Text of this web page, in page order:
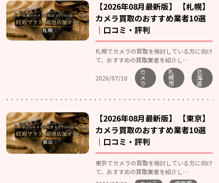
【2026年08月最新版】 【札幌】
カメラ買取のおすすめ業者10選
｜口コミ・評判
札幌でカメラの買取を検討している方に向け
て、おすすめの買取業者を紹介し…
2026/07/10
カ
メ
ラ
札
幌
市
北
海
道
【2026年08月最新版】 【東京】
カメラ買取のおすすめ業者10選
｜口コミ・評判
東京でカメラの買取を検討している方に向け
て、おすすめの買取業者を紹介し…